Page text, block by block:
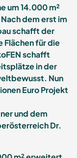
um 14.000 m²
dem erst im
schafft der
Flächen für die
schafft
in der
Nun
Euro Projekt
und dem
Dr.